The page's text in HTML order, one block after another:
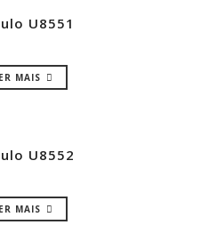
U8551
MAIS
U8552
MAIS